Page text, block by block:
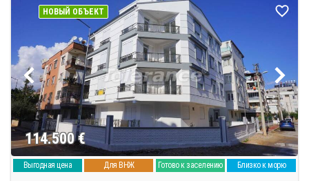
114.500€
НОВЫЙ ОБЪЕКТ
Выгодная цена Для ВНЖ Готово к заселению Близко к морю